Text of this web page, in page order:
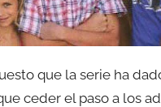
que la serie ha
ceder el paso a los